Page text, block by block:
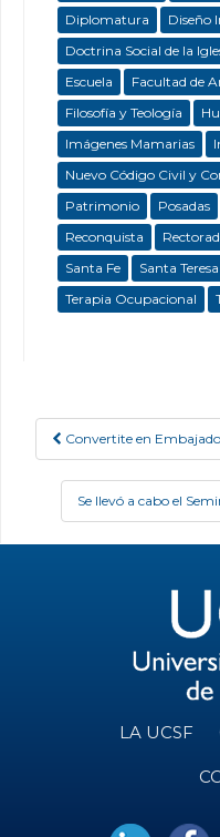
Diplomatura
Diseño
Doctrina Social de la
Escuela
Facultad de
Filosofía y Teología
Imágenes Mamarias
Nuevo Código Civil y
Patrimonio
Posadas
Reconquista
Santa Fe
Santa
Terapia Ocupacional
Post navigation
Convertite en
Se llevó a cabo el
LA UCSF